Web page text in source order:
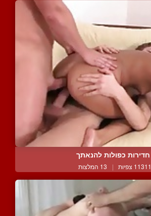
חדירות כפולות להנאתך
11311 צפיות | 13 המלצות